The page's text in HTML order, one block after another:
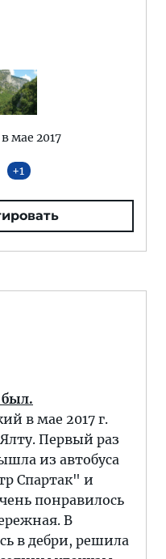
мае 2017
1
был.
в мае 2017 г.
Первый раз
из автобуса
Спартак" и
понравилось
В
в дебри, решила